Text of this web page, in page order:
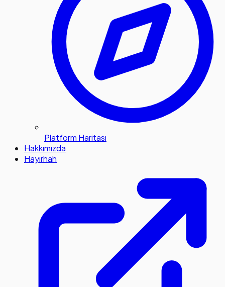
Platform Haritası
Hakkımızda
Hayırhah